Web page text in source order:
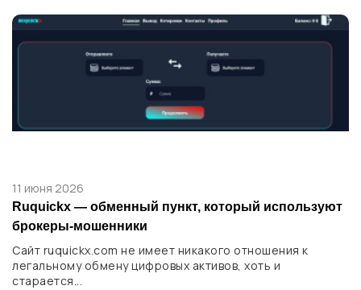
11 июня 2026
Ruquickx — обменный пункт, который используют
брокеры-мошенники
Сайт ruquickx.com не имеет никакого отношения к
легальному обмену цифровых активов, хоть и
старается...